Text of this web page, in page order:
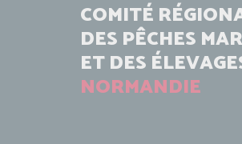
COMITÉ
DES PÊCHES
ET DES
NORMANDIE